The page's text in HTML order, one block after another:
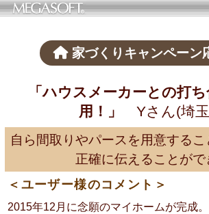
家づくりキャンペーン
「ハウスメーカーとの打
用！」
Yさん(埼
自ら間取りやパースを用意する
正確に伝えることが
＜ユーザー様のコメント＞
2015年12月に念願のマイホームが完成。